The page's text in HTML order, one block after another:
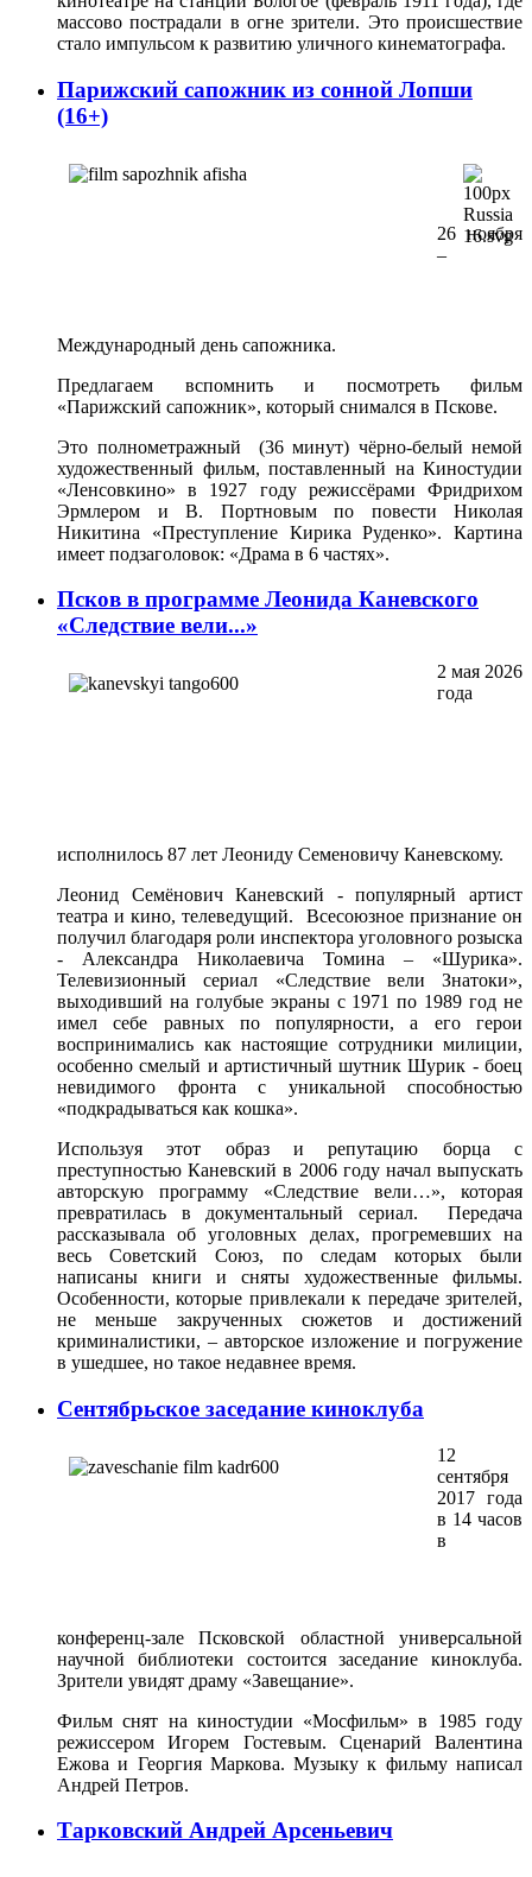
массово пострадали в огне зрители. Это происшествие
стало импульсом к развитию уличного кинематографа.
Парижский сапожник из сонной Лопши
(16+)
26 ноября
–
Международный день сапожника.
Предлагаем вспомнить и посмотреть фильм
«Парижский сапожник», который снимался в Пскове.
Это полнометражный (36 минут) чёрно-белый немой
художественный фильм, поставленный на Киностудии
«Ленсовкино» в 1927 году режиссёрами Фридрихом
Эрмлером и В. Портновым по повести Николая
Никитина «Преступление Кирика Руденко». Картина
имеет подзаголовок: «Драма в 6 частях».
Псков в программе Леонида Каневского
«Следствие вели...»
2 мая 2026
года
исполнилось 87 лет Леониду Семеновичу Каневскому.
Леонид Семёнович Каневский - популярный артист
театра и кино, телеведущий. Всесоюзное признание он
получил благодаря роли инспектора уголовного розыска
- Александра Николаевича Томина – «Шурика».
Телевизионный сериал «Следствие вели Знатоки»,
выходивший на голубые экраны с 1971 по 1989 год не
имел себе равных по популярности, а его герои
воспринимались как настоящие сотрудники милиции,
особенно смелый и артистичный шутник Шурик - боец
невидимого фронта с уникальной способностью
«подкрадываться как кошка».
Используя этот образ и репутацию борца с
преступностью Каневский в 2006 году начал выпускать
авторскую программу «Следствие вели…», которая
превратилась в документальный сериал. Передача
рассказывала об уголовных делах, прогремевших на
весь Советский Союз, по следам которых были
написаны книги и сняты художественные фильмы.
Особенности, которые привлекали к передаче зрителей,
не меньше закрученных сюжетов и достижений
криминалистики, – авторское изложение и погружение
в ушедшее, но такое недавнее время.
Сентябрьское заседание киноклуба
12
сентября
2017 года
в 14 часов
в
конференц-зале Псковской областной универсальной
научной библиотеки состоится заседание киноклуба.
Зрители увидят драму «Завещание».
Фильм снят на киностудии «Мосфильм» в 1985 году
режиссером Игорем Гостевым. Сценарий Валентина
Ежова и Георгия Маркова. Музыку к фильму написал
Андрей Петров.
Тарковский Андрей Арсеньевич